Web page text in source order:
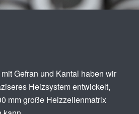
Gefran und Kantal haben wir
Heizsystem entwickelt,
mm große Heizzellenmatrix